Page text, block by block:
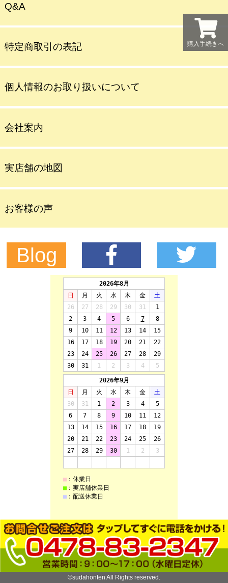
Q&A
特定商取引の表記
個人情報のお取り扱いについて
会社案内
実店舗の地図
お客様の声
Blog
©sudahonten All Rights reserved.
購入手続きへ